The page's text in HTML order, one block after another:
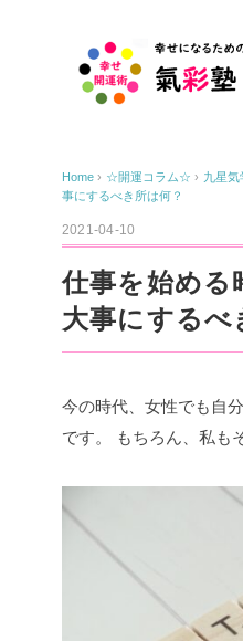
Home › ☆開運コラム☆ › 九星気
事にするべき所は何？
2021-04-10
仕事を始める
大事にするべ
今の時代、女性でも自
です。
もちろん、私も